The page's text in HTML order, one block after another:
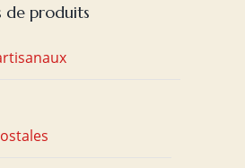
de produits